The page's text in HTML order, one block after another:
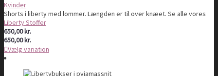
Kvinder
Shorts i liberty med lommer. Længden er til over knæet. Se alle vores
Liberty Stoffer
650,00kr.
650,00kr.
Vælg variation